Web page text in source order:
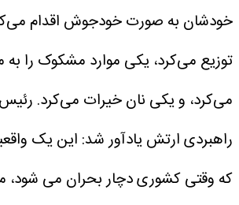
خودشان به صورت خودجوش اقدام
توزیع می‌کرد، یکی موارد مشکوک را
می‌کرد، و یکی نان خیرات می‌کرد.
راهبردی ارتش یادآور شد: این یک
که وقتی کشوری دچار بحران می شود،